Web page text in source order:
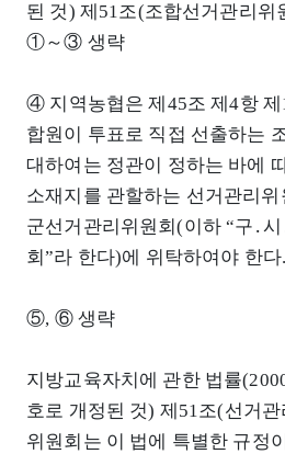
된 것) 제51조(조합선거관리위
①～③ 생략
④ 지역농협은 제45조 제4항
합원이 투표로 직접 선출하는
대하여는 정관이 정하는 바에
소재지를 관할하는 선거관리위
군선거관리위원회(이하 “구․
회”라 한다)에 위탁하여야 한다.
⑤, ⑥ 생략
지방교육자치에 관한 법률
호로 개정된 것) 제51조(선거
위원회는 이 법에 특별한 규정